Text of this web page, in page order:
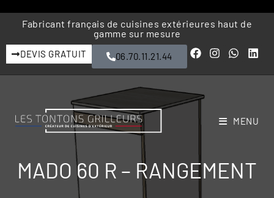
Fabricant français de cuisines extérieures haut de
gamme sur mesure
DEVIS GRATUIT 06.70.11.21.44
MENU
MADO 60 R – RANGEMENT